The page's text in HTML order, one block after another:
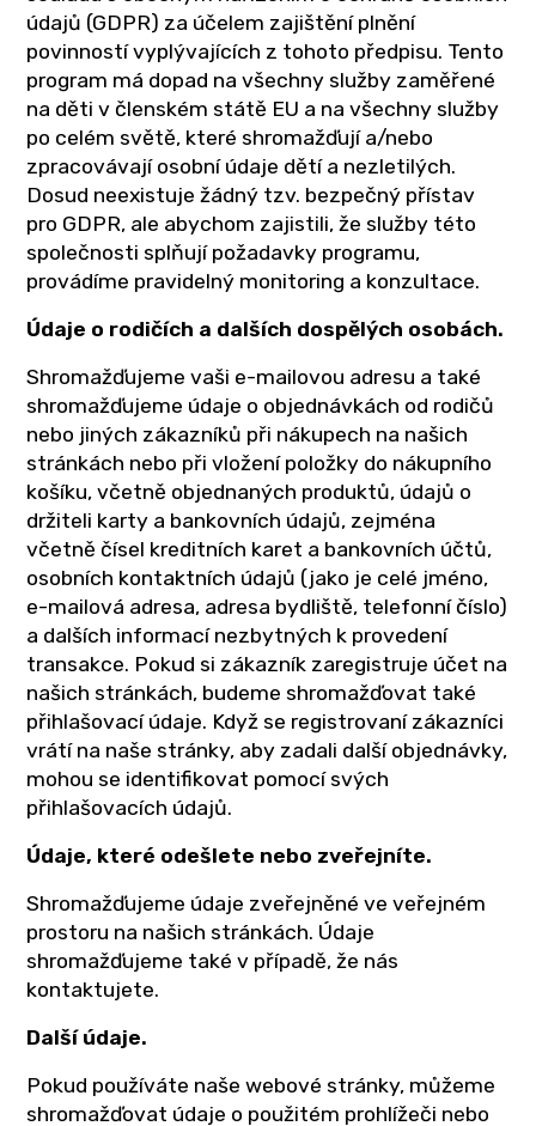
údajů (GDPR) za účelem zajištění plnění
povinností vyplývajících z tohoto předpisu. Tento
program má dopad na všechny služby zaměřené
na děti v členském státě EU a na všechny služby
po celém světě, které shromažďují a/nebo
zpracovávají osobní údaje dětí a nezletilých.
Dosud neexistuje žádný tzv. bezpečný přístav
pro GDPR, ale abychom zajistili, že služby této
společnosti splňují požadavky programu,
provádíme pravidelný monitoring a konzultace.
Údaje o rodičích a dalších dospělých osobách.
Shromažďujeme vaši e-mailovou adresu a také
shromažďujeme údaje o objednávkách od rodičů
nebo jiných zákazníků při nákupech na našich
stránkách nebo při vložení položky do nákupního
košíku, včetně objednaných produktů, údajů o
držiteli karty a bankovních údajů, zejména
včetně čísel kreditních karet a bankovních účtů,
osobních kontaktních údajů (jako je celé jméno,
e-mailová adresa, adresa bydliště, telefonní číslo)
a dalších informací nezbytných k provedení
transakce. Pokud si zákazník zaregistruje účet na
našich stránkách, budeme shromažďovat také
přihlašovací údaje. Když se registrovaní zákazníci
vrátí na naše stránky, aby zadali další objednávky,
mohou se identifikovat pomocí svých
přihlašovacích údajů.
Údaje, které odešlete nebo zveřejníte.
Shromažďujeme údaje zveřejněné ve veřejném
prostoru na našich stránkách. Údaje
shromažďujeme také v případě, že nás
kontaktujete.
Další údaje.
Pokud používáte naše webové stránky, můžeme
shromažďovat údaje o použitém prohlížeči nebo